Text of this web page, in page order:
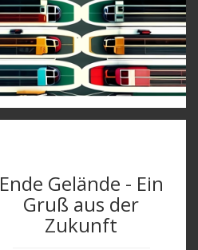
Ende Gelände - Ein
Gruß aus der
Zukunft